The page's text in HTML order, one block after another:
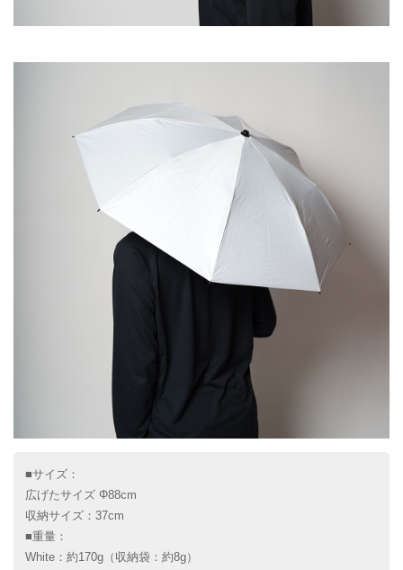
■サイズ：
広げたサイズ Φ88cm
収納サイズ：37cm
■重量：
White：約170g（収納袋：約8g）